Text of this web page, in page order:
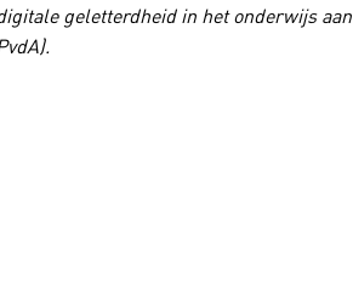
geletterdheid in het onderwijs aan